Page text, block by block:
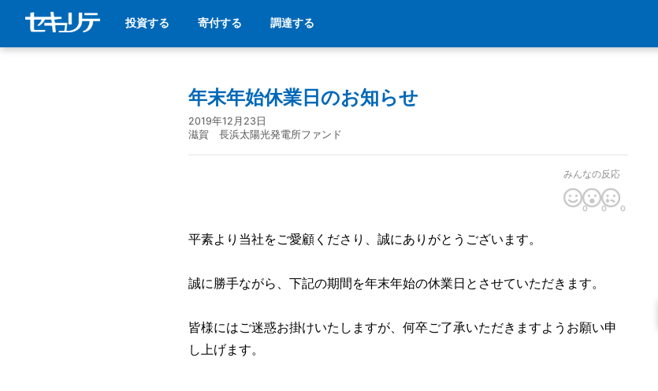
投資する 寄付する 調達する
年末年始休業日のお知らせ
2019年12月23日
滋賀 長浜太陽光発電所ファンド
みんなの反応
0 0 0
平素より当社をご愛顧くださり、誠にありがとうございます。
誠に勝手ながら、下記の期間を年末年始の休業日とさせていただきます。
皆様にはご迷惑お掛けいたしますが、何卒ご了承いただきますようお願い申
し上げます。